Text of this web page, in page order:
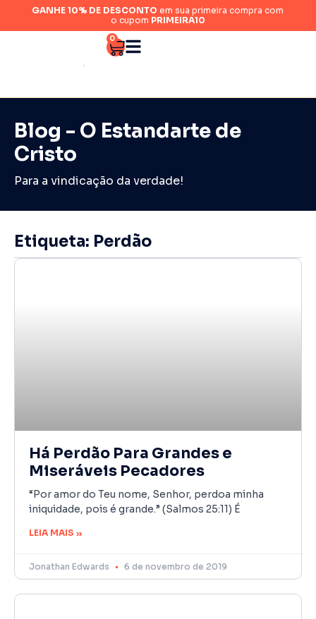
GANHE 10% DE DESCONTO em sua primeira compra com
o cupom PRIMEIRA10
0
Blog - O Estandarte de
Cristo
Para a vindicação da verdade!
Etiqueta: Perdão
Há Perdão Para Grandes e
Miseráveis Pecadores
“Por amor do Teu nome, Senhor, perdoa minha
iniquidade, pois é grande.” (Salmos 25:11) É
LEIA MAIS »
Jonathan Edwards 6 de novembro de 2019